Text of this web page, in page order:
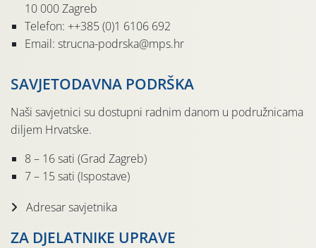
10 000 Zagreb
Telefon: ++385 (0)1 6106 692
Email: strucna-podrska@mps.hr
SAVJETODAVNA PODRŠKA
Naši savjetnici su dostupni radnim danom u podružnicama
diljem Hrvatske.
8 – 16 sati (Grad Zagreb)
7 – 15 sati (Ispostave)
Adresar savjetnika
ZA DJELATNIKE UPRAVE